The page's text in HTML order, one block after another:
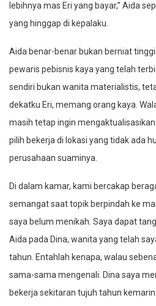
lebihnya mas Eri yang bayar,” Aida
yang hinggap di kepalaku.
Aida benar-benar bukan berniat
pewaris pebisnis kaya yang telah
sendiri bukan wanita materialistis,
dekatku Eri, memang orang kaya.
masih tetap ingin
pilih bekerja di lokasi yang tidak ada
perusahaan suaminya.
Di dalam kamar, kami bercakap
semangat saat topik berpindah ke
saya belum menikah. Saya dapat
Aida pada Dina, wanita yang telah
tahun. Entahlah kenapa, walau
sama-sama mengenali. Dina saya
bekerja sekitaran tujuh tahun kemarin.